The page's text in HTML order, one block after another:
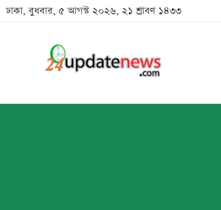
ঢাকা, বুধবার, ৫ আগস্ট ২০২৬, ২১ শ্রাবণ ১৪৩৩